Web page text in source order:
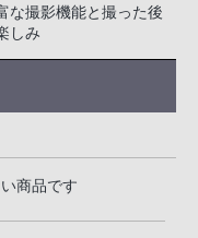
な撮影機能と撮った後
しみ
商品です